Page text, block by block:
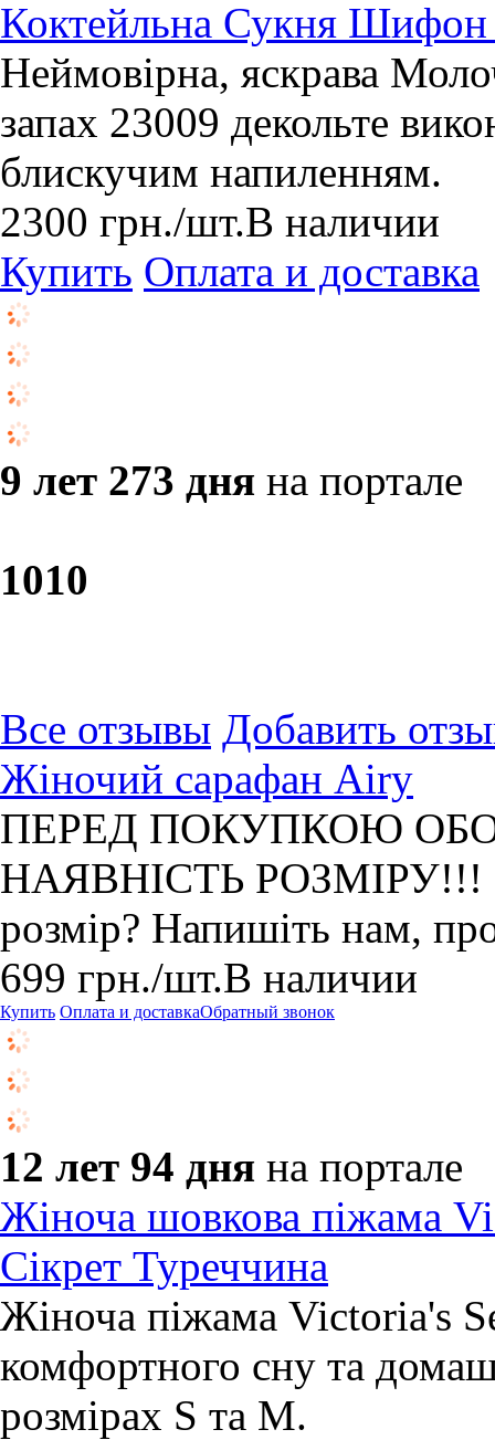
Коктейльна Сукня
Неймовірна, яскрава
запах 23009 декольте
блискучим напиленням.
2300 грн./шт.В наличии
Купить Оплата и доставка
9 лет 273 дня на портале
1010
Все отзывы Добавить
Жіночий сарафан Airy
ПЕРЕД ПОКУПКОЮ
НАЯВНІСТЬ РОЗМІРУ!!!
розмір? Напишіть нам,
699 грн./шт.В наличии
Купить Оплата и доставкаОбратный звонок
12 лет 94 дня на портале
Жіноча шовкова піжама
Сікрет Туреччина
Жіноча піжама Victoria's
комфортного сну та
розмірах S та M.